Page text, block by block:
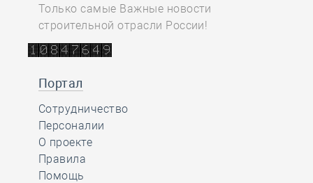
Только самые Важные новости
строительной отрасли России!
Портал
Сотрудничество
Персоналии
О проекте
Правила
Помощь